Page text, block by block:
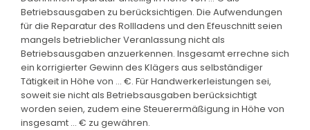
Betriebsausgaben zu berücksichtigen. Die Aufwendungen
für die Reparatur des Rollladens und den Efeuschnitt seien
mangels betrieblicher Veranlassung nicht als
Betriebsausgaben anzuerkennen. Insgesamt errechne sich
ein korrigierter Gewinn des Klägers aus selbständiger
Tätigkeit in Höhe von ... €. Für Handwerkerleistungen sei,
soweit sie nicht als Betriebsausgaben berücksichtigt
worden seien, zudem eine Steuerermäßigung in Höhe von
insgesamt ... € zu gewähren.